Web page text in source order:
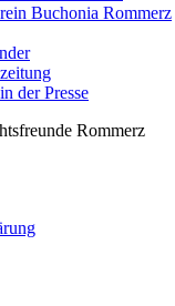
Buchonia Rommerz
der Presse
Rommerz